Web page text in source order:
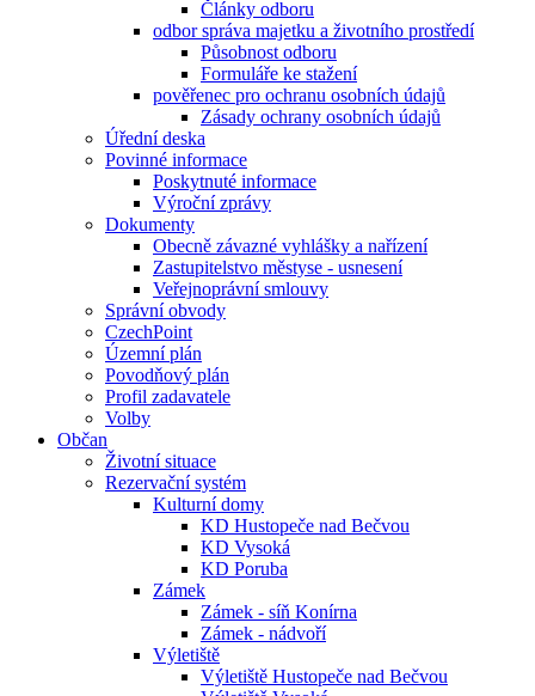
Články odboru
odbor správa majetku a životního prostředí
Působnost odboru
Formuláře ke stažení
pověřenec pro ochranu osobních údajů
Zásady ochrany osobních údajů
Úřední deska
Povinné informace
Poskytnuté informace
Výroční zprávy
Dokumenty
Obecně závazné vyhlášky a nařízení
Zastupitelstvo městyse - usnesení
Veřejnoprávní smlouvy
Správní obvody
CzechPoint
Územní plán
Povodňový plán
Profil zadavatele
Volby
Občan
Životní situace
Rezervační systém
Kulturní domy
KD Hustopeče nad Bečvou
KD Vysoká
KD Poruba
Zámek
Zámek - síň Konírna
Zámek - nádvoří
Výletiště
Výletiště Hustopeče nad Bečvou